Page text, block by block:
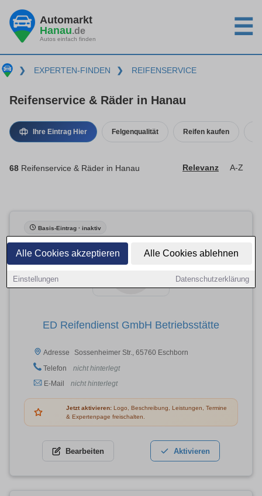
Alle Cookies akzeptieren Alle Cookies ablehnen
Einstellungen Datenschutzerklärung
Automarkt
Hanau.de
Autos einfach finden ☰
❯ EXPERTEN-FINDEN ❯ REIFENSERVICE
Reifenservice & Räder in Hanau
Ihre Eintrag Hier Felgenqualität Reifen kaufen
68 Reifenservice & Räder in Hanau Relevanz A-Z
Basis-Eintrag · inaktiv
ED Reifendienst GmbH Betriebsstätte
Adresse
Sossenheimer Str., 65760 Eschborn
Telefon
nicht hinterlegt
E-Mail
nicht hinterlegt
Jetzt aktivieren: Logo, Beschreibung, Leistungen, Termine
& Expertenpage freischalten.
Bearbeiten Aktivieren